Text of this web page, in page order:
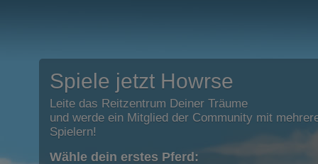
Spiele jetzt Howrse
Leite das Reitzentrum Deiner Träume
und werde ein Mitglied der Community mit
Spielern!
Wähle dein erstes Pferd: